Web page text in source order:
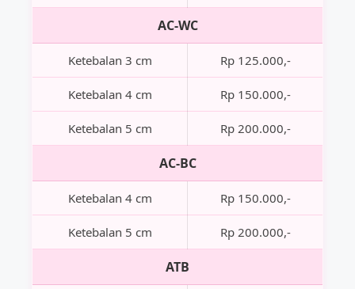
AC-WC
Ketebalan 3 cm Rp 125.000,-
Ketebalan 4 cm Rp 150.000,-
Ketebalan 5 cm Rp 200.000,-
AC-BC
Ketebalan 4 cm Rp 150.000,-
Ketebalan 5 cm Rp 200.000,-
ATB